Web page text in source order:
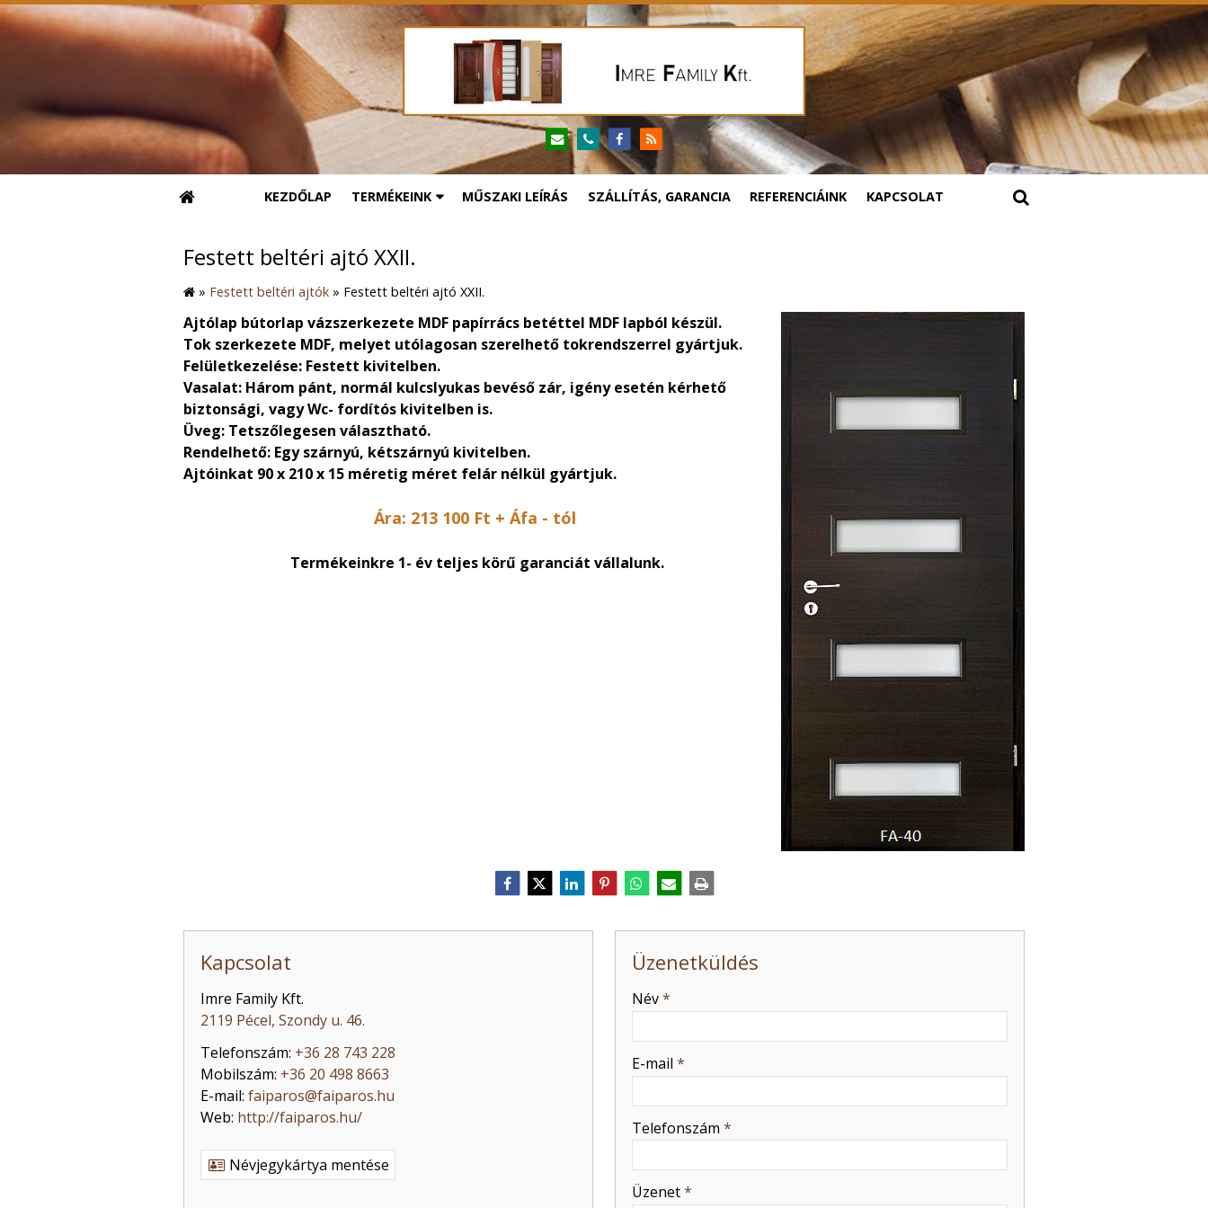
KEZDŐLAP TERMÉKEINK MŰSZAKI LEÍRÁS SZÁLLÍTÁS, GARANCIA REFERENCIÁINK KAPCSOLAT
Festett beltéri ajtó XXII.
» Festett beltéri ajtók » Festett beltéri ajtó XXII.
Ajtólap bútorlap vázszerkezete MDF papírrács betéttel MDF lapból készül.
Tok szerkezete MDF, melyet utólagosan szerelhető tokrendszerrel gyártjuk.
Felületkezelése: Festett kivitelben.
Vasalat: Három pánt, normál kulcslyukas bevéső zár, igény esetén kérhető
biztonsági, vagy Wc- fordítós kivitelben is.
Üveg: Tetszőlegesen választható.
Rendelhető: Egy szárnyú, kétszárnyú kivitelben.
Ajtóinkat 90 x 210 x 15 méretig méret felár nélkül gyártjuk.
Ára: 213 100 Ft + Áfa - tól
Termékeinkre 1- év teljes körű garanciát vállalunk.
Kapcsolat
Imre Family Kft.
2119 Pécel, Szondy u. 46.
Telefonszám: +36 28 743 228
Mobilszám: +36 20 498 8663
E-mail: faiparos@faiparos.hu
Web: http://faiparos.hu/
Névjegykártya mentése
Üzenetküldés
-
-
Név*
E-mail *
Telefonszám *
Üzenet*